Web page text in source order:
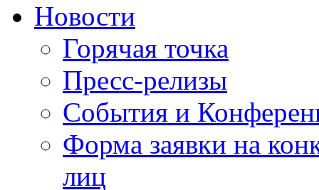
Новости
Горячая точка
Пресс-релизы
События и
Форма заявки на
лиц